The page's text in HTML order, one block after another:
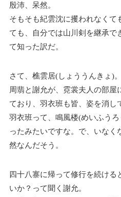
殷沛、呆然。
そもそも紀雲沈に攫われなくて
ても、自分では山川剣を継承で
て知った訳だ。
さて、樵雲居(しょううんきょ)。
周翡と謝允が、霓裳夫人の部屋
ており、羽衣班も皆、姿を消し
羽衣班って、鳴風楼(めいふう
ったみたいですな。で、いなく
然なんだそう。
四十八寨に帰って修行を続ける
いか？って聞く謝允。